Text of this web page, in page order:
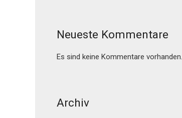
Neueste Kommentare
Es sind keine Kommentare vorhanden.
Archiv